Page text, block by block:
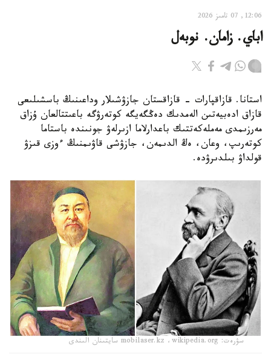
12:06, 07 تامىز 2026
اباي. زامان. نوبەل
استانا. قازاقپارات - قازاقستان جازۋشىلار وداعىنىڭ باسشىلىعى
قازاق ادەبيەتىن الەمدىك دەڭگەيگە كوتەرۋگە باعىتتالعان ۇزاق
مەرزىمدى مەملەكەتتىك باعدارلاما ازىرلەۋ جونىندە باستاما
كوتەرىپ، وعان، ەڭ الدىمەن، جازۋشى قاۋىمنىڭ ءوزى قىزۋ
قولداۋ بىلدىرۋدە.
سۋرەت: mobilaser.kz ،wikipedia.org سايتىنان الىندى